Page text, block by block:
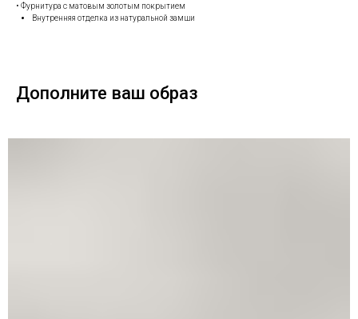
• Фурнитура с матовым золотым покрытием
Внутренняя отделка из натуральной замши
Дополните ваш образ